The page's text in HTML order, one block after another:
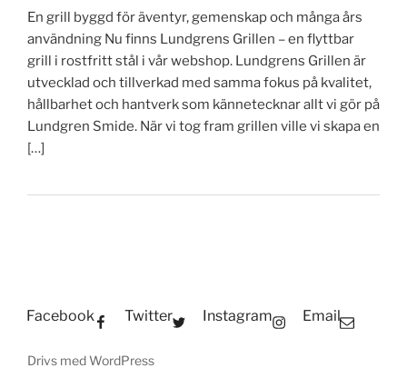
En grill byggd för äventyr, gemenskap och många års
användning Nu finns Lundgrens Grillen – en flyttbar
grill i rostfritt stål i vår webshop. Lundgrens Grillen är
utvecklad och tillverkad med samma fokus på kvalitet,
hållbarhet och hantverk som kännetecknar allt vi gör på
Lundgren Smide. När vi tog fram grillen ville vi skapa en
[…]
Facebook Twitter Instagram Email
Drivs med WordPress